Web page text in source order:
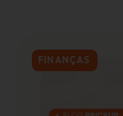
FINANÇAS